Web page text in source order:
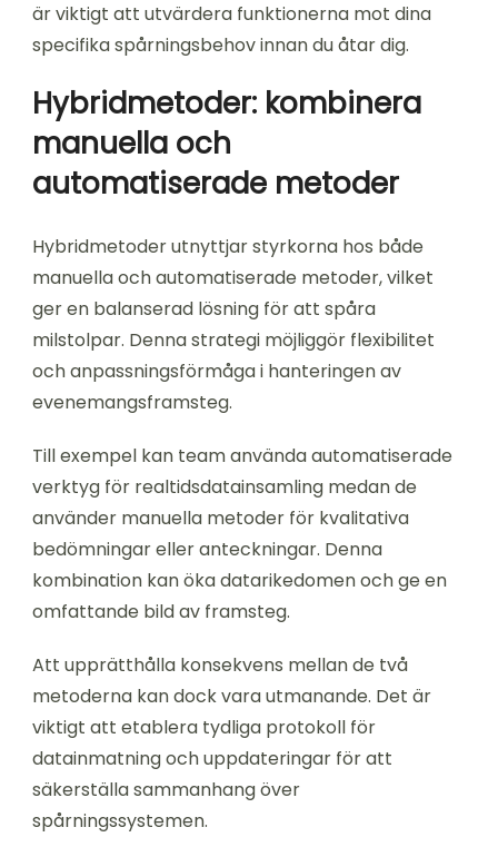
är viktigt att utvärdera funktionerna mot dina
specifika spårningsbehov innan du åtar dig.
Hybridmetoder: kombinera
manuella och
automatiserade metoder
Hybridmetoder utnyttjar styrkorna hos både
manuella och automatiserade metoder, vilket
ger en balanserad lösning för att spåra
milstolpar. Denna strategi möjliggör flexibilitet
och anpassningsförmåga i hanteringen av
evenemangsframsteg.
Till exempel kan team använda automatiserade
verktyg för realtidsdatainsamling medan de
använder manuella metoder för kvalitativa
bedömningar eller anteckningar. Denna
kombination kan öka datarikedomen och ge en
omfattande bild av framsteg.
Att upprätthålla konsekvens mellan de två
metoderna kan dock vara utmanande. Det är
viktigt att etablera tydliga protokoll för
datainmatning och uppdateringar för att
säkerställa sammanhang över
spårningssystemen.